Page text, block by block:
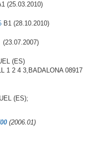
(25.03.2010)
B1 (28.10.2010)
(23.07.2007)
(ES)
1 2 4 3,BADALONA 08917
(ES);
(2006.01)